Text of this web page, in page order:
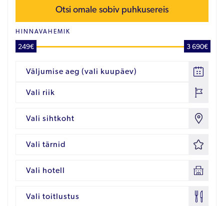
Otsi omale sobiv puhkusereis
HINNAVAHEMIK
249€ 3 690€
Väljumise aeg (vali kuupäev)
Vali riik
Vali sihtkoht
Vali tärnid
Vali hotell
Vali toitlustus